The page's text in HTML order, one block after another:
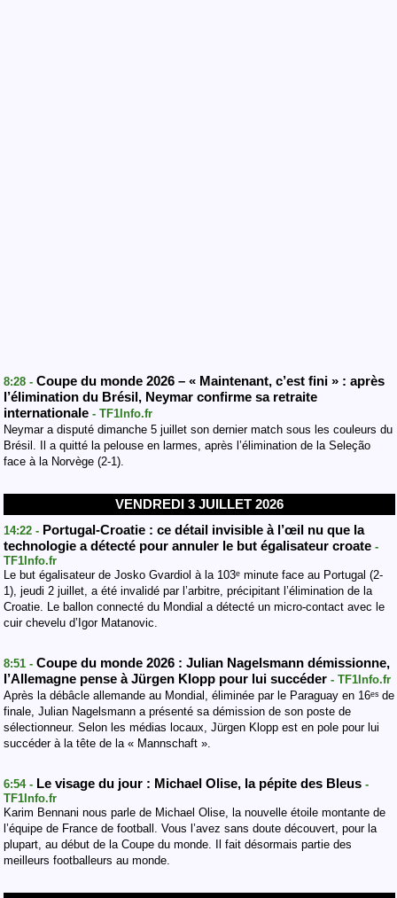
8:28 - Coupe du monde 2026 – « Maintenant, c’est fini » : après
l’élimination du Brésil, Neymar confirme sa retraite
internationale - TF1Info.fr
Neymar a disputé dimanche 5 juillet son dernier match sous les couleurs du
Brésil. Il a quitté la pelouse en larmes, après l’élimination de la Seleção
face à la Norvège (2-1).
VENDREDI 3 JUILLET 2026
14:22 - Portugal-Croatie : ce détail invisible à l’œil nu que la
technologie a détecté pour annuler le but égalisateur croate -
TF1Info.fr
Le but égalisateur de Josko Gvardiol à la 103ᵉ minute face au Portugal (2-
1), jeudi 2 juillet, a été invalidé par l’arbitre, précipitant l’élimination de la
Croatie. Le ballon connecté du Mondial a détecté un micro-contact avec le
cuir chevelu d’Igor Matanovic.
8:51 - Coupe du monde 2026 : Julian Nagelsmann démissionne,
l’Allemagne pense à Jürgen Klopp pour lui succéder - TF1Info.fr
Après la débâcle allemande au Mondial, éliminée par le Paraguay en 16ᵉˢ de
finale, Julian Nagelsmann a présenté sa démission de son poste de
sélectionneur. Selon les médias locaux, Jürgen Klopp est en pole pour lui
succéder à la tête de la « Mannschaft ».
6:54 - Le visage du jour : Michael Olise, la pépite des Bleus -
TF1Info.fr
Karim Bennani nous parle de Michael Olise, la nouvelle étoile montante de
l’équipe de France de football. Vous l’avez sans doute découvert, pour la
plupart, au début de la Coupe du monde. Il fait désormais partie des
meilleurs footballeurs au monde.